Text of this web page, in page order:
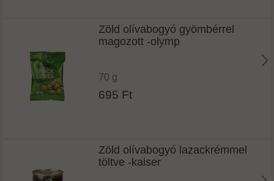
Zöld olívabogyó gyömbérrel
magozott -olymp
70 g
695 Ft
Zöld olívabogyó lazackrémmel
töltve -kaiser